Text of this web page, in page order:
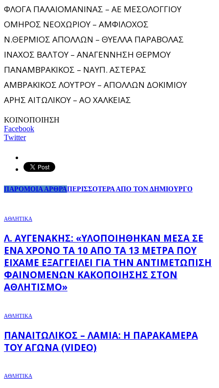
ΦΛΟΓΑ ΠΑΛΑΙΟΜΑΝΙΝΑΣ – ΑΕ ΜΕΣΟΛΟΓΓΙΟΥ
ΟΜΗΡΟΣ ΝΕΟΧΩΡΙΟΥ – ΑΜΦΙΛΟΧΟΣ
Ν.ΘΕΡΜΙΟΣ ΑΠΟΛΛΩΝ – ΘΥΕΛΛΑ ΠΑΡΑΒΟΛΑΣ
ΙΝΑΧΟΣ ΒΑΛΤΟΥ – ΑΝΑΓΕΝΝΗΣΗ ΘΕΡΜΟΥ
ΠΑΝΑΜΒΡΑΚΙΚΟΣ – ΝΑΥΠ. ΑΣΤΕΡΑΣ
ΑΜΒΡΑΚΙΚΟΣ ΛΟΥΤΡΟΥ – ΑΠΟΛΛΩΝ ΔΟΚΙΜΙΟΥ
ΑΡΗΣ ΑΙΤΩΛΙΚΟΥ – ΑΟ ΧΑΛΚΕΙΑΣ
ΚΟΙΝΟΠΟΙΗΣΗ
Facebook
Twitter
ΠΑΡΟΜΟΙΑ ΑΡΘΡΑΠΕΡΙΣΣΟΤΕΡΑ ΑΠΟ ΤΟΝ ΔΗΜΙΟΥΡΓΟ
ΑΘΛΗΤΙΚΑ
Λ. ΑΥΓΕΝΆΚΗΣ: «ΥΛΟΠΟΙΉΘΗΚΑΝ ΜΈΣΑ ΣΕ
ΈΝΑ ΧΡΌΝΟ ΤΑ 10 ΑΠΌ ΤΑ 13 ΜΈΤΡΑ ΠΟΥ
ΕΊΧΑΜΕ ΕΞΑΓΓΕΊΛΕΙ ΓΙΑ ΤΗΝ ΑΝΤΙΜΕΤΏΠΙΣΗ
ΦΑΙΝΟΜΈΝΩΝ ΚΑΚΟΠΟΊΗΣΗΣ ΣΤΟΝ
ΑΘΛΗΤΙΣΜΌ»
ΑΘΛΗΤΙΚΑ
ΠΑΝΑΙΤΩΛΙΚΌΣ – ΛΑΜΊΑ: Η ΠΑΡΑΚΆΜΕΡΑ
ΤΟΥ ΑΓΏΝΑ (VIDEO)
ΑΘΛΗΤΙΚΑ